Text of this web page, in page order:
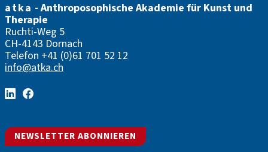
atka - Anthroposophische Akademie für Kunst und
Therapie
Ruchti-Weg 5
CH-4143 Dornach
Telefon +41 (0)61 701 52 12
info@atka.ch
NEWSLETTER ABONNIEREN